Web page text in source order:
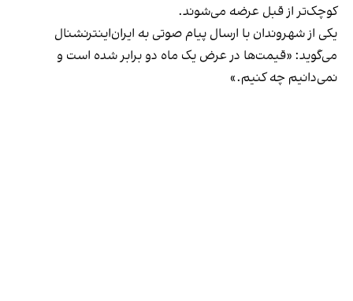
کوچک‌تر از قبل عرضه می‌شوند.
یکی از شهروندان با ارسال پیام صوتی به ایران‌اینترنشنال
می‌گوید: «قیمت‌ها در عرض یک ماه دو برابر شده است و
نمی‌دانیم چه کنیم.»